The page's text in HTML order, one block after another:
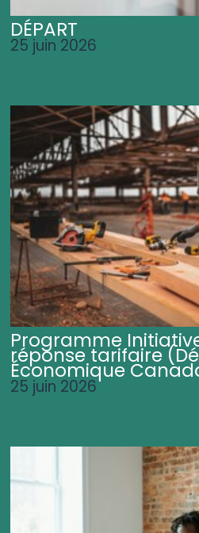
DÉPART
25 juin 2026
Programme
réponse tarifaire
Économique
25 juin 2026